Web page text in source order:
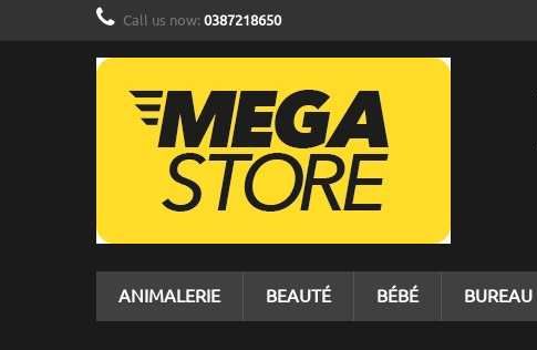
Call us now: 0387218650
ANIMALERIE BEAUTÉ BÉBÉ BUREAU